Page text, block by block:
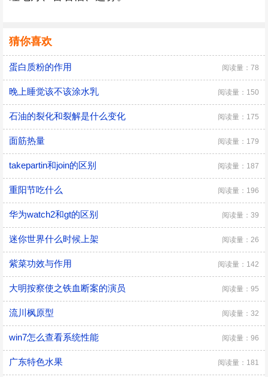
猜你喜欢
蛋白质粉的作用 阅读量：78
晚上睡觉该不该涂水乳 阅读量：150
石油的裂化和裂解是什么变化 阅读量：175
面筋热量 阅读量：179
takepartin和join的区别 阅读量：187
重阳节吃什么 阅读量：196
华为watch2和gt的区别 阅读量：39
迷你世界什么时候上架 阅读量：26
紫菜功效与作用 阅读量：142
大明按察使之铁血断案的演员 阅读量：95
流川枫原型 阅读量：32
win7怎么查看系统性能 阅读量：96
广东特色水果 阅读量：181